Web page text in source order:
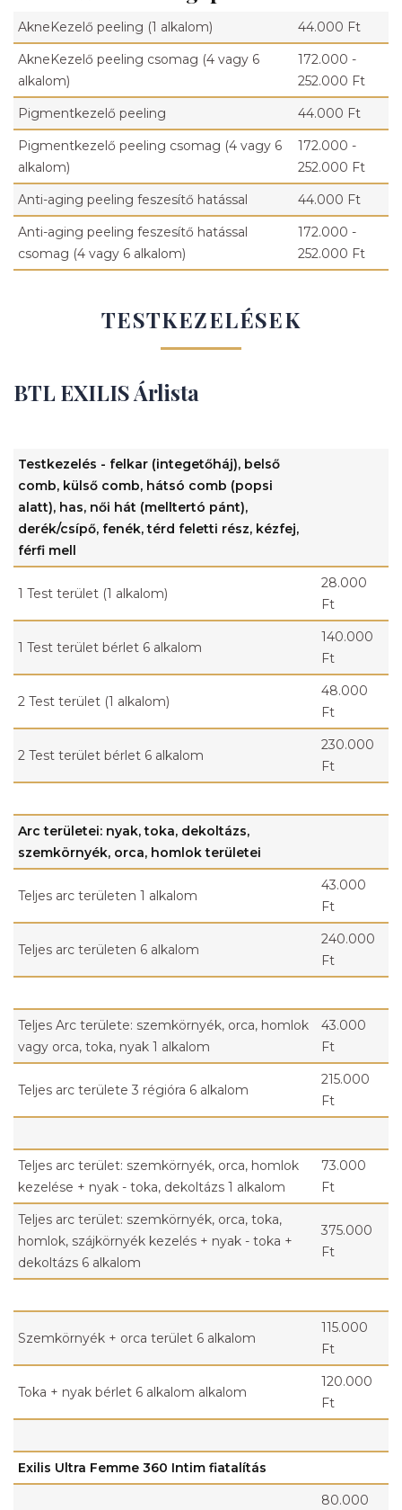
AkneKezelő peeling (1 alkalom)
44.000 Ft
AkneKezelő peeling csomag (4 vagy 6
alkalom)
172.000 -
252.000 Ft
Pigmentkezelő peeling
44.000 Ft
Pigmentkezelő peeling csomag (4 vagy 6
alkalom)
172.000 -
252.000 Ft
Anti-aging peeling feszesítő hatással
44.000 Ft
Anti-aging peeling feszesítő hatással
csomag (4 vagy 6 alkalom)
172.000 -
252.000 Ft
TESTKEZELÉSEK
BTL EXILIS Árlista
Testkezelés - felkar (integetőháj), belső
comb, külső comb, hátsó comb (popsi
alatt), has, női hát (melltertó pánt),
derék/csípő, fenék, térd feletti rész, kézfej,
férfi mell
1 Test terület (1 alkalom)
28.000
Ft
1 Test terület bérlet 6 alkalom
140.000
Ft
2 Test terület (1 alkalom)
48.000
Ft
2 Test terület bérlet 6 alkalom
230.000
Ft
Arc területei: nyak, toka, dekoltázs,
szemkörnyék, orca, homlok területei
Teljes arc területen 1 alkalom
43.000
Ft
Teljes arc területen 6 alkalom
240.000
Ft
Teljes Arc területe: szemkörnyék, orca, homlok
vagy orca, toka, nyak 1 alkalom
43.000
Ft
Teljes arc területe 3 régióra 6 alkalom
215.000
Ft
Teljes arc terület: szemkörnyék, orca, homlok
kezelése + nyak - toka, dekoltázs 1 alkalom
73.000
Ft
Teljes arc terület: szemkörnyék, orca, toka,
homlok, szájkörnyék kezelés + nyak - toka +
dekoltázs 6 alkalom
375.000
Ft
Szemkörnyék + orca terület 6 alkalom
115.000
Ft
Toka + nyak bérlet 6 alkalom alkalom
120.000
Ft
Exilis Ultra Femme 360 Intim fiatalítás
80.000